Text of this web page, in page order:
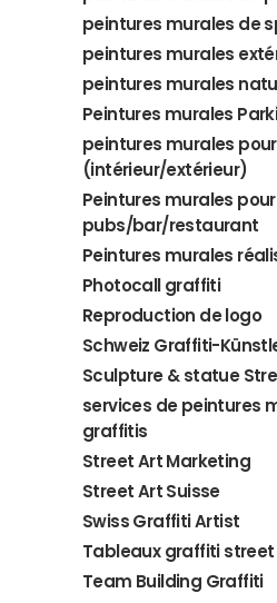
peintures murales de
peintures murales
peintures murales
Peintures murales
peintures murales
(intérieur/extérieur)
Peintures murales pour
pubs/bar/restaurant
Peintures murales
Photocall graffiti
Reproduction de logo
Schweiz Graffiti-
Sculpture & statue
services de peintures
graffitis
Street Art Marketing
Street Art Suisse
Swiss Graffiti Artist
Tableaux graffiti
Team Building Graffiti